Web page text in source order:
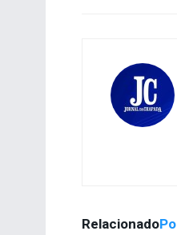
Relacionado